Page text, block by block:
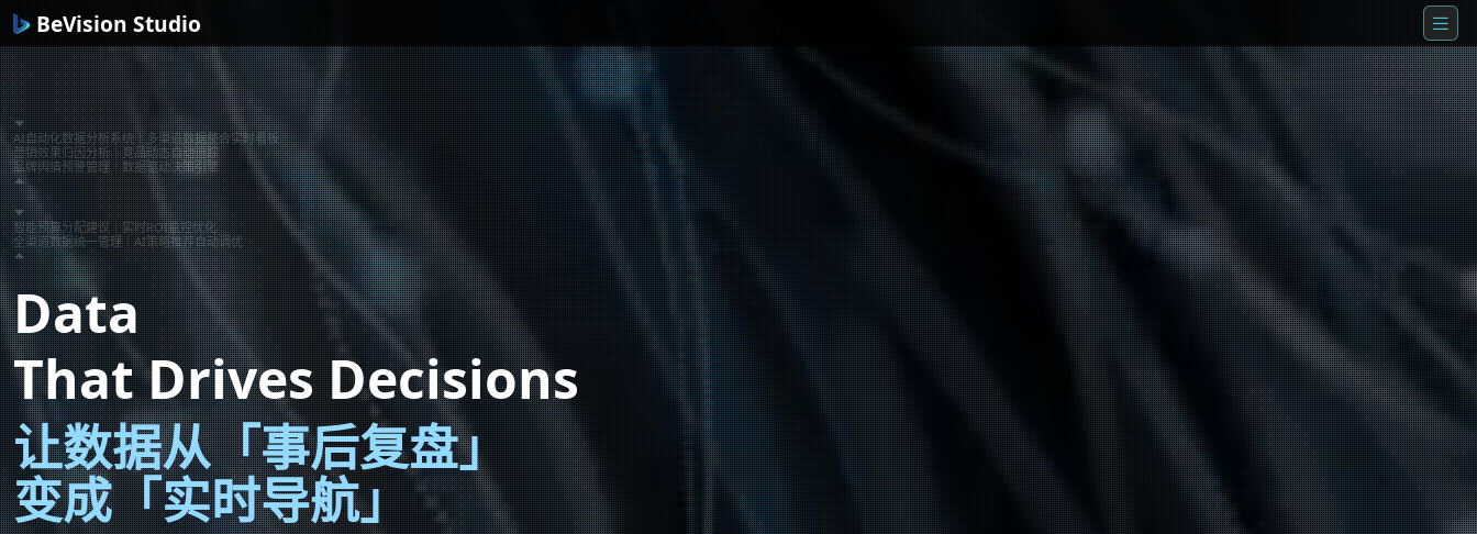
BeVision Studio
AI自动化数据分析系统｜多渠道数据整合实时看板
营销效果归因分析｜竞品动态自动追踪
品牌舆情预警管理｜数据驱动决策引擎
智能预算分配建议｜实时ROI监控优化
全渠道数据统一管理｜AI策略推荐自动调优
Data
That Drives Decisions
让数据从「事后复盘」
变成「实时导航」